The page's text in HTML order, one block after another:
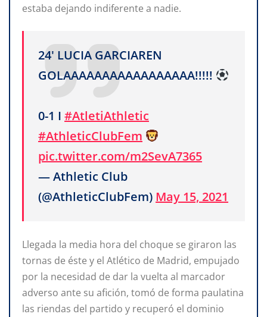
estaba dejando indiferente a nadie.
24' LUCIA GARCIAREN
GOLAAAAAAAAAAAAAAAAA!!!!!
0-1 I #AtletiAthletic
#AthleticClubFem
pic.twitter.com/m2SevA7365
— Athletic Club
(@AthleticClubFem) May 15, 2021
Llegada la media hora del choque se giraron las
tornas de éste y el Atlético de Madrid, empujado
por la necesidad de dar la vuelta al marcador
adverso ante su afición, tomó de forma paulatina
las riendas del partido y recuperó el dominio